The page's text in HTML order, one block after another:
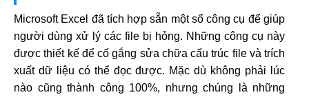
Microsoft Excel đã tích hợp sẵn một số công cụ để giúp
người dùng xử lý các file bị hỏng. Những công cụ này
được thiết kế để cố gắng sửa chữa cấu trúc file và trích
xuất dữ liệu có thể đọc được. Mặc dù không phải lúc
nào cũng thành công 100%, nhưng chúng là những